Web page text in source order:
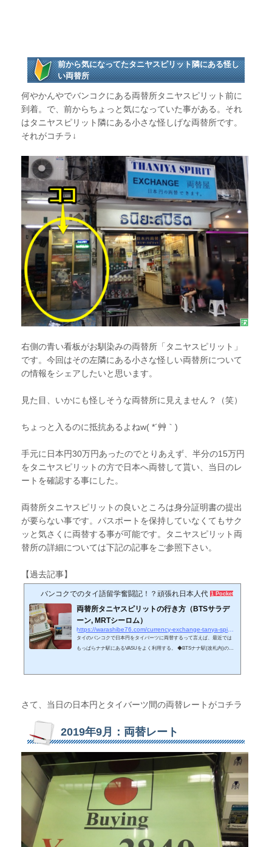
前から気になってたタニヤスピリット隣にある怪し
い両替所
何やかんやでバンコクにある両替所タニヤスピリット前に
到着。で、前からちょっと気になっていた事がある。それ
はタニヤスピリット隣にある小さな怪しげな両替所です。
それがコチラ↓
右側の青い看板がお馴染みの両替所「タニヤスピリット」
です。今回はその左隣にある小さな怪しい両替所について
の情報をシェアしたいと思います。
見た目、いかにも怪しそうな両替所に見えません？（笑）
ちょっと入るのに抵抗あるよねw( *´艸｀)
手元に日本円30万円あったのでとりあえず、半分の15万円
をタニヤスピリットの方で日本へ両替して貰い、当日のレ
ートを確認する事にした。
両替所タニヤスピリットの良いところは身分証明書の提出
が要らない事です。パスポートを保持していなくてもサク
ッと気さくに両替する事が可能です。タニヤスピリット両
替所の詳細については下記の記事をご参照下さい。
【過去記事】
バンコクでのタイ語留学奮闘記！？頑張れ日本人代表♪1 Pocket
両替所タニヤスピリットの行き方（BTSサラデ
ーン, MRTシーロム）
タイのバンコクで日本円をタイバーツに両替するって言えば、最近では
もっぱらナナ駅にあるVASUをよく利用する。 ◆BTSナナ駅(改札内)の両
いでにちょっと手持ちがあったので『タニヤスピリット（Thaniya Spiri
t）』という外貨両替所に初めて行ってみた...
さて、当日の日本円とタイバーツ間の両替レートがコチラ
2019年9月：両替レート